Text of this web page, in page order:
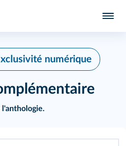
numérique
l'anthologie.